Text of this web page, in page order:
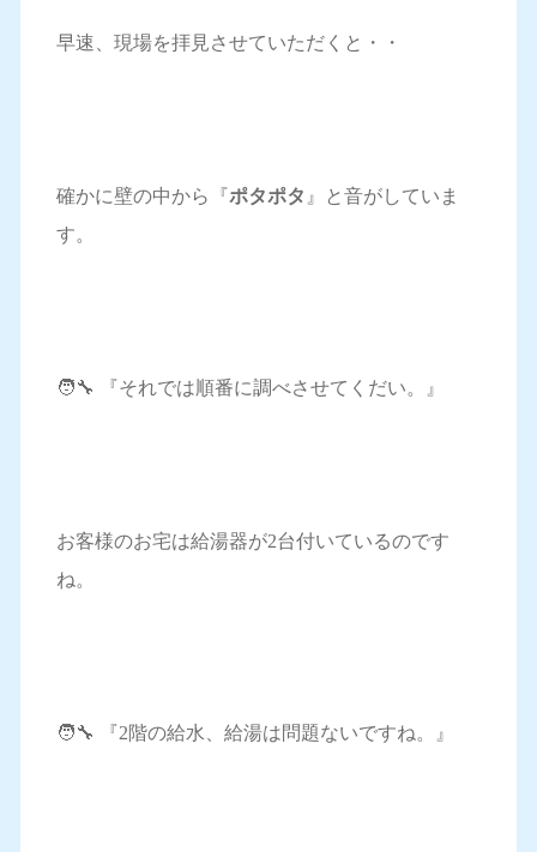
早速、現場を拝見させていただくと・・
確かに壁の中から『ポタポタ 』と音がしていま
す。
🧑‍🔧 『それでは順番に調べさせてくだい。』
お客様のお宅は給湯器が2台付いているのです
ね。
🧑‍🔧 『2階の給水、給湯は問題ないですね。』